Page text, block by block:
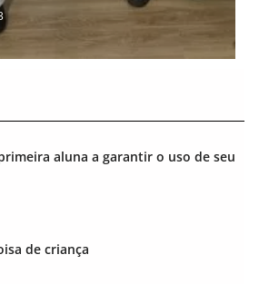
aluna a garantir o uso de seu
de criança